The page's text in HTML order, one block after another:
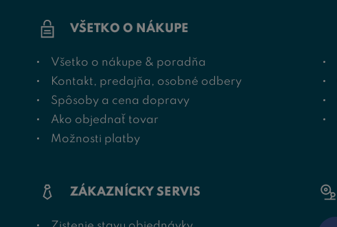
VŠETKO O NÁKUPE
Všetko o nákupe & poradňa
Kontakt, predajňa, osobné odbery
Spôsoby a cena dopravy
Ako objednať tovar
Možnosti platby
ZÁKAZNÍCKY SERVIS